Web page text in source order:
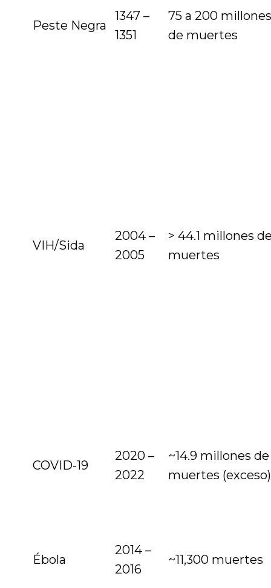
Peste Negra
1347 –
1351
75 a 200
de muertes
VIH/Sida
2004 –
2005
> 44.1 millones
muertes
COVID-19
2020 –
2022
~14.9 millones de
muertes (exceso)
Ébola
2014 –
2016
~11,300 muertes